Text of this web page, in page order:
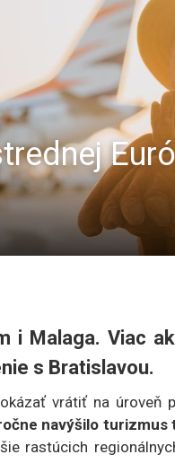
i Malaga. Viac
s Bratislavou.
vrátiť na úroveň
navýšilo turizmus
rastúcich